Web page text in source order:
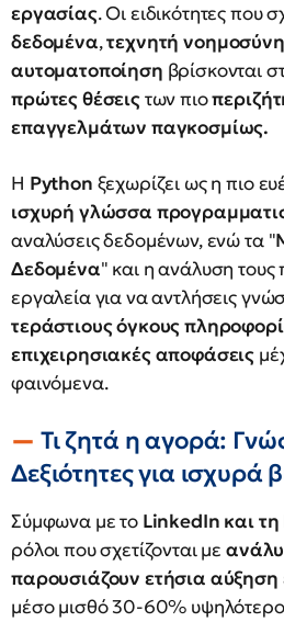
εργασίας. Οι ειδικότητες που
δεδομένα,τεχνητή νοημοσύνη
αυτοματοποίηση βρίσκονται
πρώτες θέσειςτων πιο
επαγγελμάτων παγκοσμίως.
Η Python ξεχωρίζει ως η πιο
ισχυρή γλώσσα
αναλύσεις δεδομένων, ενώ τα "
Δεδομένα" και η ανάλυση
εργαλεία για να αντλήσεις
τεράστιους όγκους
επιχειρησιακές αποφάσεις
φαινόμενα.
Τι ζητά η αγορά:
Δεξιότητες για ισχυρά
Σύμφωνα με τοLinkedIn και τη
ρόλοι που σχετίζονται με
παρουσιάζουν ετήσια
μέσο μισθό 30-60%